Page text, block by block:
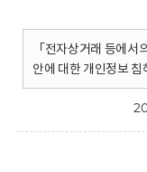
「전자상거래 등에
안에 대한 개인정보